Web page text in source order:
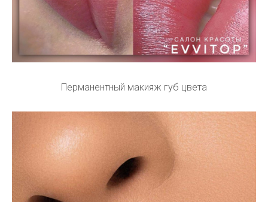
Перманентный макияж губ цвета